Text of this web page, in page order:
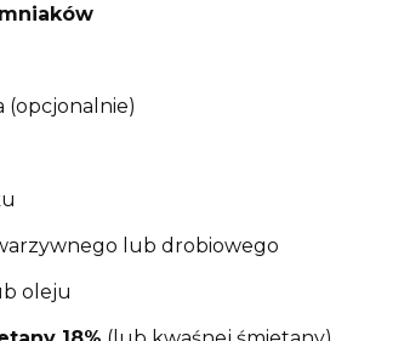
(opcjonalnie)
lub drobiowego
oleju